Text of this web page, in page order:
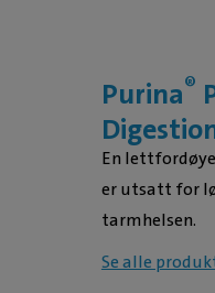
Purina®
En
er utsatt for
tarmhelsen.
Se alle